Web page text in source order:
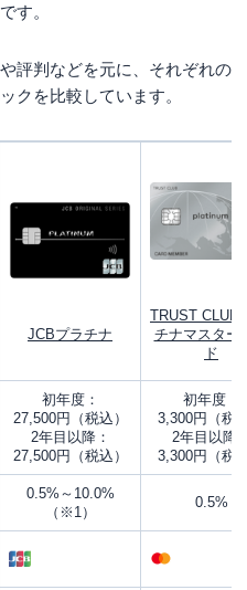
です。
評判などを元に、それぞれの
クを比較しています。
JCBプラチナ
TRUST CLUB
チナマスター
ド
初年度：
27,500円（税込）
2年目以降：
27,500円（税込）
初年度：
3,300円（税
2年目以降
3,300円（税
0.5%～10.0%
（※1）
0.5%